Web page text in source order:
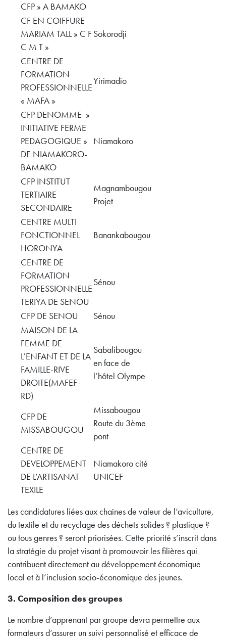
CFP » A BAMAKO
CF EN COIFFURE
MARIAM TALL » C F
C M T »
Sokorodji
CENTRE DE
FORMATION
PROFESSIONNELLE
« MAFA »
Yirimadio
CFP DENOMME »
INITIATIVE FERME
PEDAGOGIQUE »
DE NIAMAKORO-
BAMAKO
Niamakoro
CFP INSTITUT
TERTIAIRE
SECONDAIRE
Magnambougou
Projet
CENTRE MULTI
FONCTIONNEL
HORONYA
Banankabougou
CENTRE DE
FORMATION
PROFESSIONNELLE
TERIYA DE SENOU
Sénou
CFP DE SENOU
Sénou
MAISON DE LA
FEMME DE
L’ENFANT ET DE LA
FAMILLE-RIVE
DROITE(MAFEF-
RD)
Sabalibougou
en face de
l’hôtel Olympe
CFP DE
MISSABOUGOU
Missabougou
Route du 3ème
pont
CENTRE DE
DEVELOPPEMENT
DE L’ARTISANAT
TEXILE
Niamakoro cité
UNICEF
Les candidatures liées aux chaînes de valeur de l’aviculture,
du textile et du recyclage des déchets solides ? plastique ?
ou tous genres ? seront priorisées. Cette priorité s’inscrit dans
la stratégie du projet visant à promouvoir les filières qui
contribuent directement au développement économique
local et à l’inclusion socio-économique des jeunes.
3. Composition des groupes
Le nombre d’apprenant par groupe devra permettre aux
formateurs d’assurer un suivi personnalisé et efficace de